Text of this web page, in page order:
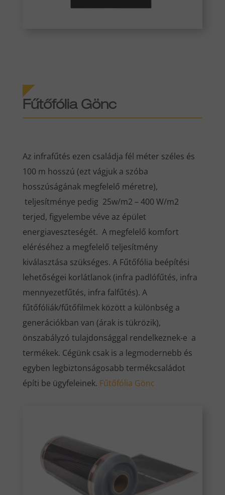
Fűtőfólia Gönc
Az infrafűtés ezen családja fél méter széles és
100 m hosszú (ezt vágjuk a szóba
hosszúságának megfelelő méretre),
teljesítménye pedig 25w/m2 – 400 W/m2
terjed, figyelembe véve az épület
energiaveszteségét. A megfelelő komfort
eléréséhez a megfelelő teljesítmény
kiválasztása szükséges. A Fűtőfólia beépítési
lehetőségei korlátlanok (infra padlófűtés, infra
mennyezetfűtés, infra falfűtés). A
fűtőfóliák/fűtőfilmek között a különbség a
generációkban van (árak is tükrözik),
önszabályzó tulajdonsággal rendelkeznek-e a
termékek. Cégünk csak is a legmodernebb és
egyben legbiztonságosabb termékcsaládot
építi be ügyfeleinek. Fűtőfólia Gönc